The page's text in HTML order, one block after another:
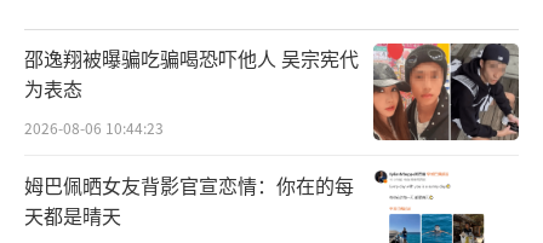
邵逸翔被曝骗吃骗喝恐吓他人 吴宗宪代
为表态
2026-08-06 10:44:23
姆巴佩晒女友背影官宣恋情：你在的每
天都是晴天